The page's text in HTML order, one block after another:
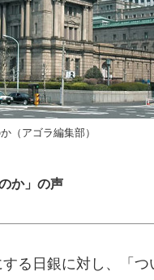
（アゴラ編集部）
か」の声
る日銀に対し、「